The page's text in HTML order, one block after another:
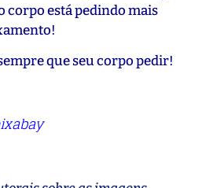
está pedindo mais
que seu corpo pedir!